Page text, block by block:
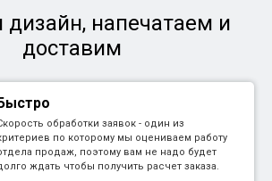
напечатаем и
доставим
обработки заявок - один из
по которому мы оцениваем работу
продаж, поэтому вам не надо будет
ждать чтобы получить расчет заказа.